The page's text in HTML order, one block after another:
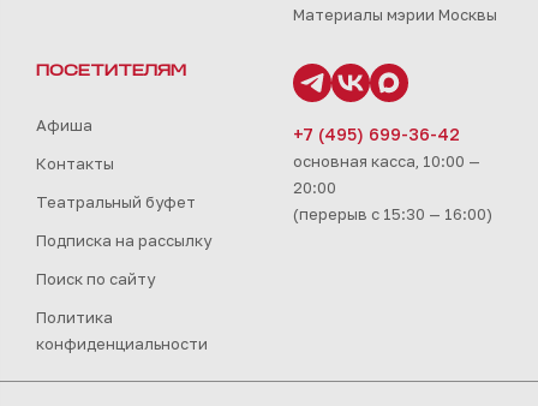
Материалы мэрии Москвы
ПОСЕТИТЕЛЯМ
Афиша
Контакты
Театральный буфет
Подписка на рассылку
Поиск по сайту
Политика
конфиденциальности
+7 (495) 699-36-42
основная касса, 10:00 —
20:00
(перерыв с 15:30 — 16:00)